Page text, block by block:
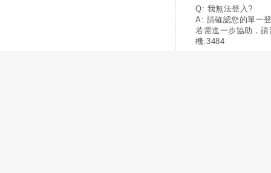
Q: 我無法登入?
A: 請確認您的單一
若需進一步協助，
機:3484